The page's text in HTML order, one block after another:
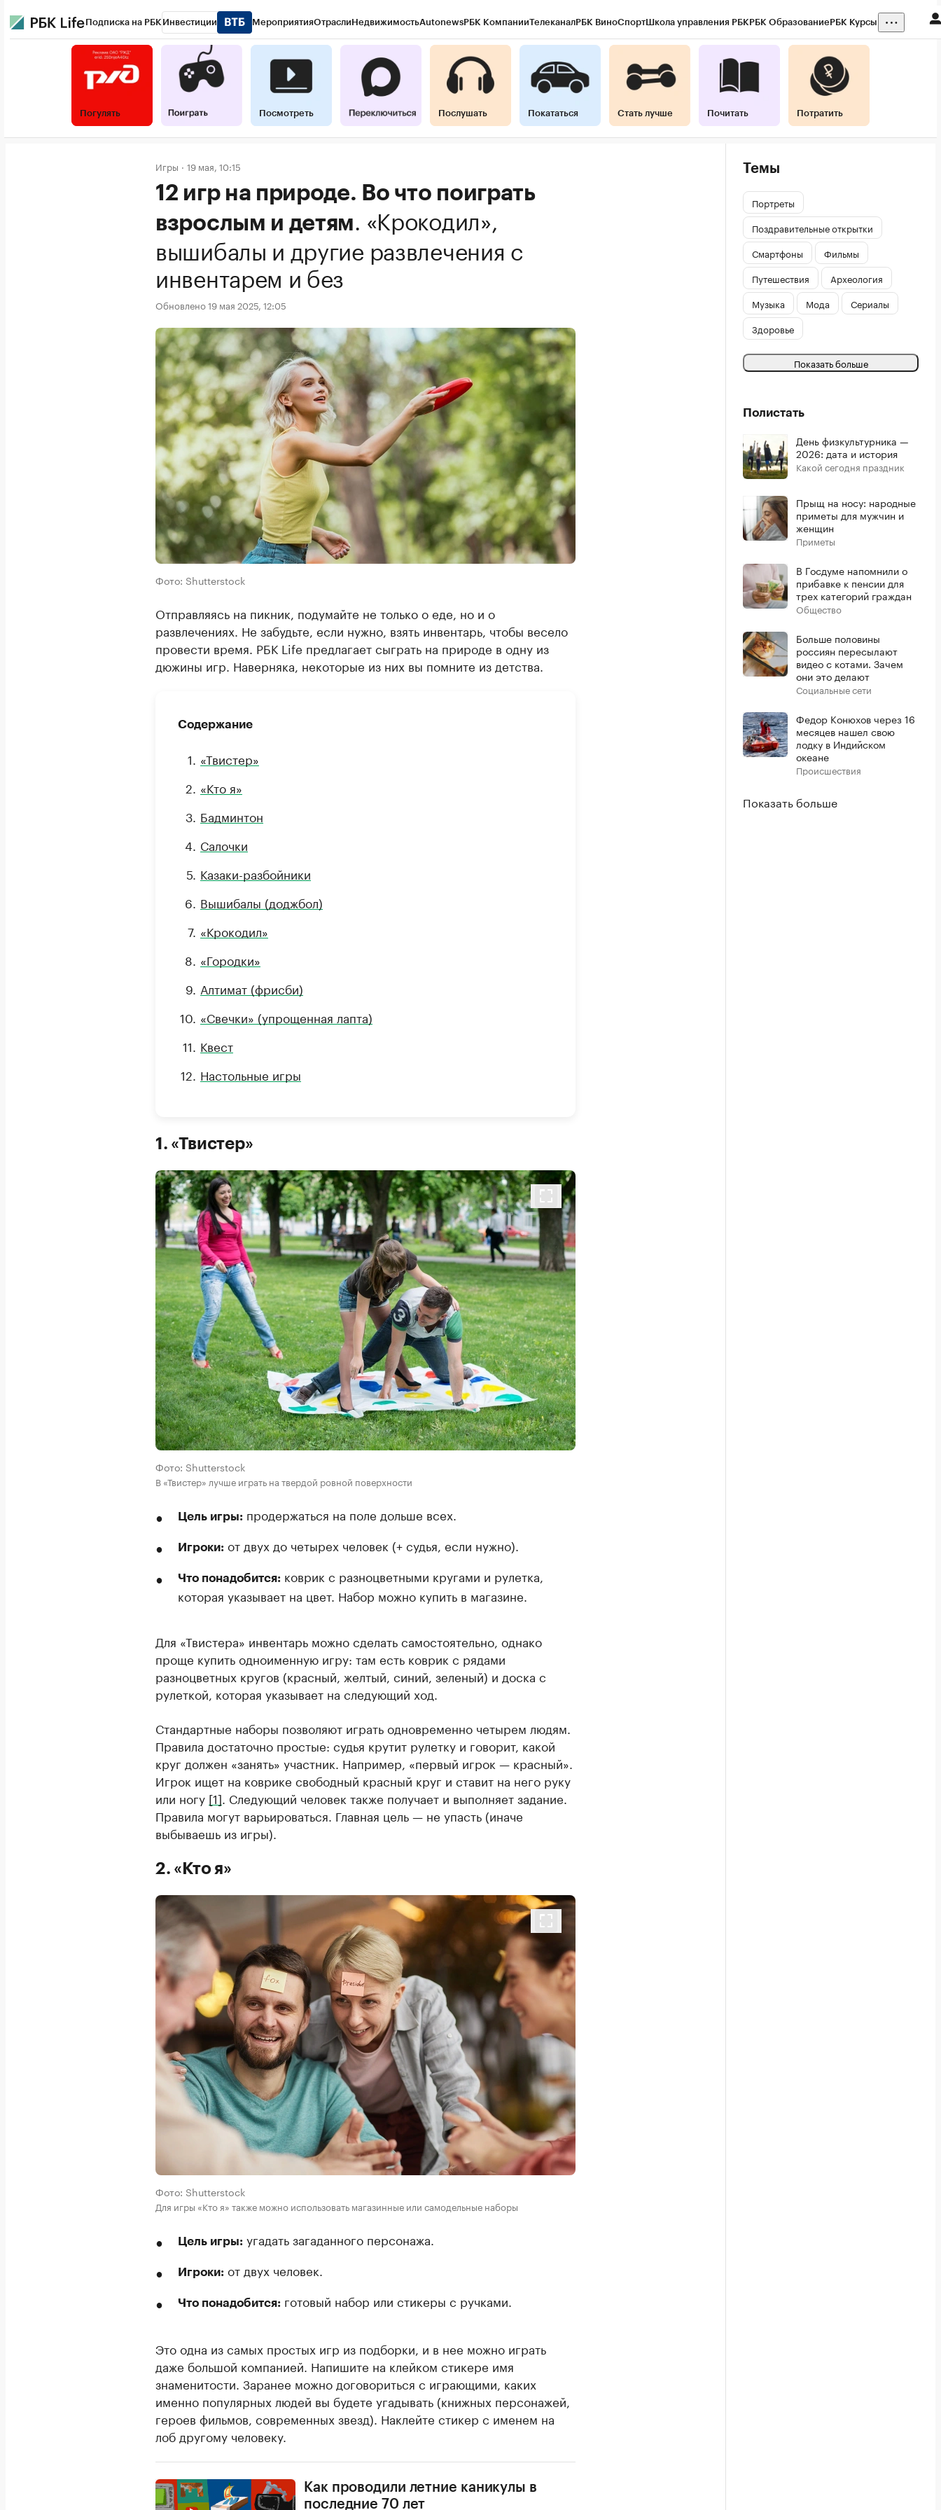
Подписка на РБК Инвестиции МероприятияОтраслиНедвижимостьAutonewsРБК КомпанииТелеканалРБК ВиноСпортШкола управления РБКРБК ОбразованиеРБК Курсы
Погулять Посмотреть Послушать Покататься Стать лучше Почитать Потратить
Игры 19 мая, 10:15
12 игр на природе. Во что поиграть
взрослым и детям. «Крокодил»,
вышибалы и другие развлечения с
инвентарем и без
Обновлено 19 мая 2025, 12:05
Фото: Shutterstock
Отправляясь на пикник, подумайте не только о еде, но и о
развлечениях. Не забудьте, если нужно, взять инвентарь, чтобы весело
провести время. РБК Life предлагает сыграть на природе в одну из
дюжины игр. Наверняка, некоторые из них вы помните из детства.
Содержание
«Твистер»
«Кто я»
Бадминтон
Салочки
Казаки-разбойники
Вышибалы (доджбол)
«Крокодил»
«Городки»
Алтимат (фрисби)
«Свечки» (упрощенная лапта)
Квест
Настольные игры
1. «Твистер»
Фото: Shutterstock
В «Твистер» лучше играть на твердой ровной поверхности
Цель игры: продержаться на поле дольше всех.
Игроки: от двух до четырех человек (+ судья, если нужно).
Что понадобится: коврик с разноцветными кругами и рулетка,
которая указывает на цвет. Набор можно купить в магазине.
Для «Твистера» инвентарь можно сделать самостоятельно, однако
проще купить одноименную игру: там есть коврик с рядами
разноцветных кругов (красный, желтый, синий, зеленый) и доска с
рулеткой, которая указывает на следующий ход.
Стандартные наборы позволяют играть одновременно четырем людям.
Правила достаточно простые: судья крутит рулетку и говорит, какой
круг должен «занять» участник. Например, «первый игрок — красный».
Игрок ищет на коврике свободный красный круг и ставит на него руку
или ногу [1] . Следующий человек также получает и выполняет задание.
Правила могут варьироваться. Главная цель — не упасть (иначе
выбываешь из игры).
2. «Кто я»
Фото: Shutterstock
Для игры «Кто я» также можно использовать магазинные или самодельные наборы
Цель игры: угадать загаданного персонажа.
Игроки: от двух человек.
Что понадобится: готовый набор или стикеры с ручками.
Это одна из самых простых игр из подборки, и в нее можно играть
даже большой компанией. Напишите на клейком стикере имя
знаменитости. Заранее можно договориться с играющими, каких
именно популярных людей вы будете угадывать (книжных персонажей,
героев фильмов, современных звезд). Наклейте стикер с именем на
лоб другому человеку.
Как проводили летние каникулы в
последние 70 лет
Темы
Портреты
Поздравительные открытки
Смартфоны
Фильмы
Путешествия
Археология
Музыка
Мода
Сериалы
Здоровье
Показать больше
Полистать
День физкультурника —
2026: дата и история
Какой сегодня праздник
Прыщ на носу: народные
приметы для мужчин и
женщин
Приметы
В Госдуме напомнили о
прибавке к пенсии для
трех категорий граждан
Общество
Больше половины
россиян пересылают
видео с котами. Зачем
они это делают
Социальные сети
Федор Конюхов через 16
месяцев нашел свою
лодку в Индийском
океане
Происшествия
Показать больше